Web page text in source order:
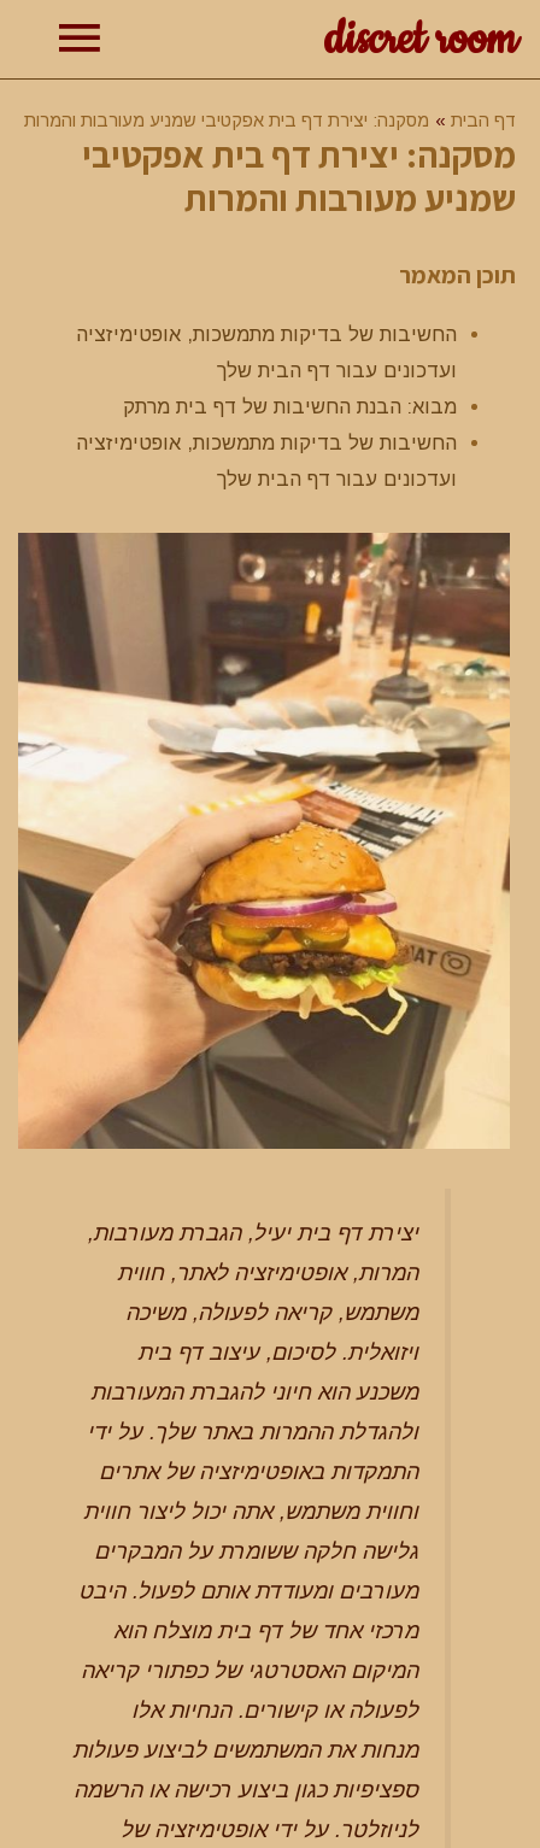
discret room
דף הבית מסקנה: יצירת דף בית אפקטיבי שמניע מעורבות והמרות
מסקנה: יצירת דף בית אפקטיבי
שמניע מעורבות והמרות
תוכן המאמר
החשיבות של בדיקות מתמשכות, אופטימיזציה
ועדכונים עבור דף הבית שלך
מבוא: הבנת החשיבות של דף בית מרתק
החשיבות של בדיקות מתמשכות, אופטימיזציה
ועדכונים עבור דף הבית שלך
יצירת דף בית יעיל, הגברת מעורבות,
המרות, אופטימיזציה לאתר, חווית
משתמש, קריאה לפעולה, משיכה
ויזואלית. לסיכום, עיצוב דף בית
משכנע הוא חיוני להגברת המעורבות
ולהגדלת ההמרות באתר שלך. על ידי
התמקדות באופטימיזציה של אתרים
וחווית משתמש, אתה יכול ליצור חווית
גלישה חלקה ששומרת על המבקרים
מעורבים ומעודדת אותם לפעול. היבט
מרכזי אחד של דף בית מוצלח הוא
המיקום האסטרטגי של כפתורי קריאה
לפעולה או קישורים. הנחיות אלו
מנחות את המשתמשים לביצוע פעולות
ספציפיות כגון ביצוע רכישה או הרשמה
לניוזלטר. על ידי אופטימיזציה של